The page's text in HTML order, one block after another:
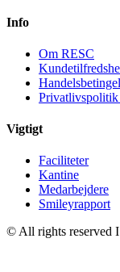
Info
Om RESC
Privatlivspolitik
Vigtigt
Faciliteter
Kantine
Medarbejdere
Smileyrapport
© All rights reserved